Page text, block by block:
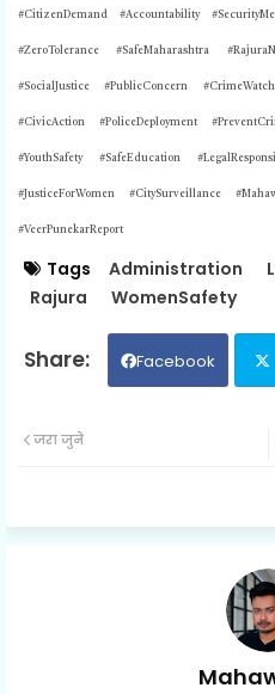
#CitizenDemand #Accountability
#ZeroTolerance #SafeMaharashtra
#SocialJustice #PublicConcern
#CivicAction #PoliceDeployment
#YouthSafety #SafeEducation
#JusticeForWomen #CitySurveillance
#VeerPunekarReport
Tags Administration
Rajura
WomenSafety
Facebook
जरा जुने